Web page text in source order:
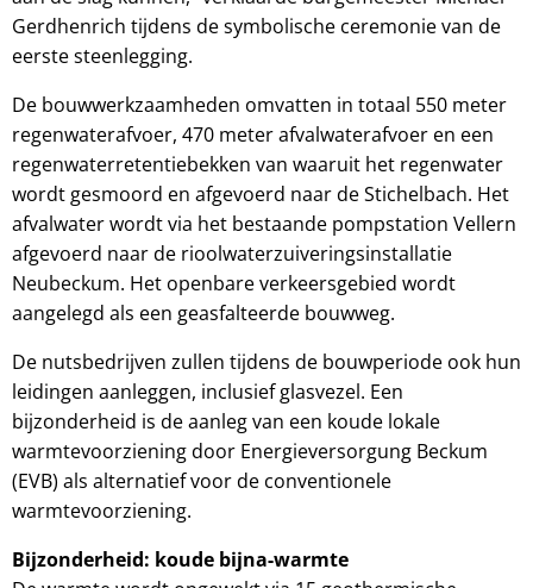
Gerdhenrich tijdens de symbolische ceremonie van de
eerste steenlegging.
De bouwwerkzaamheden omvatten in totaal 550 meter
regenwaterafvoer, 470 meter afvalwaterafvoer en een
regenwaterretentiebekken van waaruit het regenwater
wordt gesmoord en afgevoerd naar de Stichelbach. Het
afvalwater wordt via het bestaande pompstation Vellern
afgevoerd naar de rioolwaterzuiveringsinstallatie
Neubeckum. Het openbare verkeersgebied wordt
aangelegd als een geasfalteerde bouwweg.
De nutsbedrijven zullen tijdens de bouwperiode ook hun
leidingen aanleggen, inclusief glasvezel. Een
bijzonderheid is de aanleg van een koude lokale
warmtevoorziening door Energieversorgung Beckum
(EVB) als alternatief voor de conventionele
warmtevoorziening.
Bijzonderheid: koude bijna-warmte